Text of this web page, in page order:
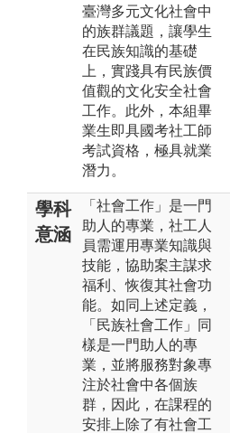
臺灣多元文化社會中
的族群議題，讓學生
在民族知識的基礎
上，實踐具有民族價
值觀的文化安全社會
工作。此外，本組畢
業生即具國考社工師
考試資格，極具就業
潛力。
學科
意涵
「社會工作」是一門
助人的專業，社工人
員需運用專業知識與
技能，協助案主謀求
福利、恢復其社會功
能。如同上述定義，
「民族社會工作」同
樣是一門助人的專
業，並將服務對象專
注於社會中各個族
群，因此，在課程的
安排上除了有社會工